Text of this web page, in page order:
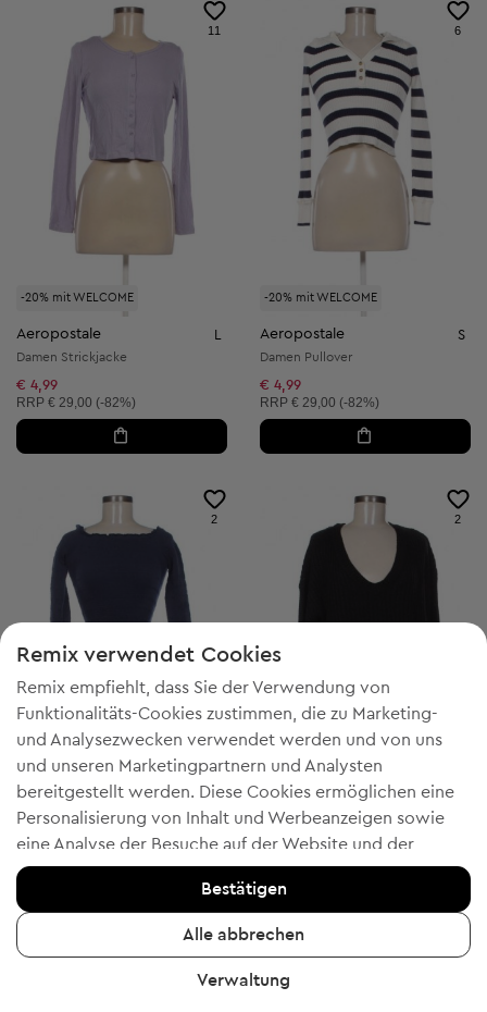
-20% mit WELCOME
11
Aeropostale L
Damen Strickjacke
€ 4,99
Unverbindliche Preisempfehlung:
RRP € 29,00 (-82%)
-20% mit WELCOME
6
Aeropostale S
Damen Pullover
€ 4,99
Unverbindliche Preisempfehlung:
RRP € 29,00 (-82%)
-20% mit WELCOME
2
Aeropostale XS
Damen Bluse mit langen Ärmeln
€ 10,99
Unverbindliche Preisempfehlung:
-20% mit WELCOME
2
Aeropostale
Damen Pullover
Unverbindliche Preisempfehlung:
RRP
Remix verwendet Cookies
Remix empfiehlt, dass Sie der Verwendung von
Funktionalitäts-Cookies zustimmen, die zu Marketing-
und Analysezwecken verwendet werden und von uns
und unseren Marketingpartnern und Analysten
bereitgestellt werden. Diese Cookies ermöglichen eine
Personalisierung von Inhalt und Werbeanzeigen sowie
eine Analyse der Besuche auf der Website und der
mobilen App - Informationen, die uns helfen, Ihnen
Produkte zu zeigen, die Ihnen gefallen könnten. Wenn Sie
einverstanden sind, bestätigen Sie dies bitte, indem Sie
auf die Schaltfläche "Ja, ich stimme zu" klicken.
Um weitere Informationen zu erhalten, klicken Sie bitte
Bestätigen
Alle abbrechen
Verwaltung